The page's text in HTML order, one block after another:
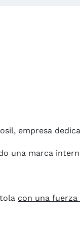
empresa
una marca
con una fuerza